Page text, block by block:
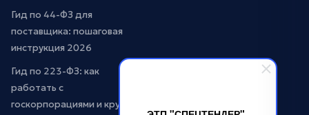
Гид по 44-ФЗ для
поставщика: пошаговая
инструкция 2026
Гид по 223-ФЗ: как
работать с
госкорпорациями и крупным